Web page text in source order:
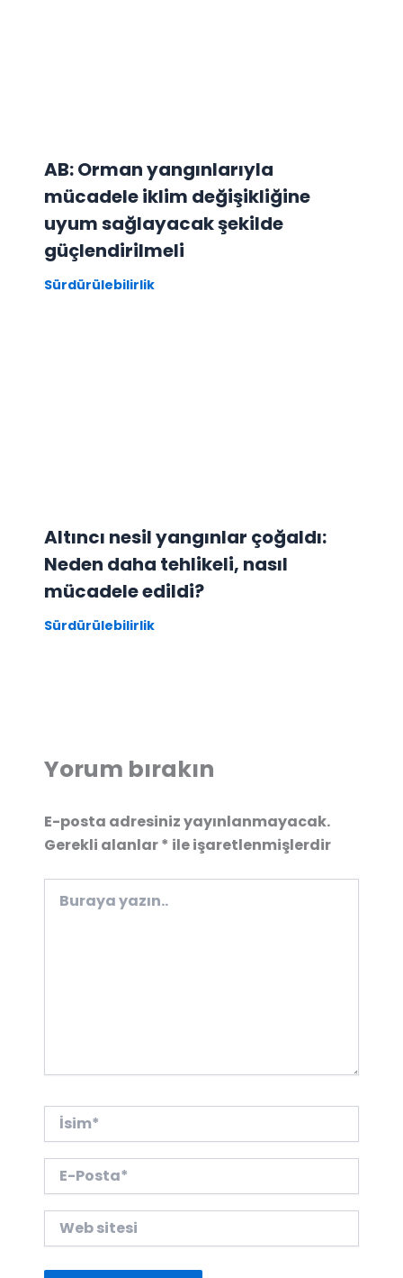
AB: Orman yangınlarıyla
mücadele iklim değişikliğine
uyum sağlayacak şekilde
güçlendirilmeli
Sürdürülebilirlik
Altıncı nesil yangınlar çoğaldı:
Neden daha tehlikeli, nasıl
mücadele edildi?
Sürdürülebilirlik
Yorum bırakın
E-posta adresiniz yayınlanmayacak.
Gerekli alanlar* ile işaretlenmişlerdir
yazın..
İsim*
Posta*
sitesi